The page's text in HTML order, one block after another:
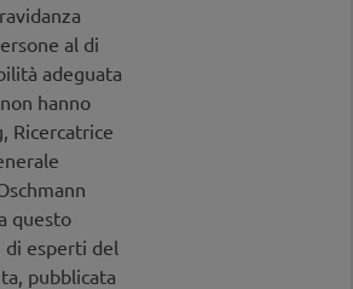
al di
adeguata
hanno
Ricercatrice
questo
esperti del
pubblicata